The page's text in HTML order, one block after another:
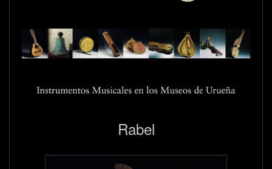
Rabel